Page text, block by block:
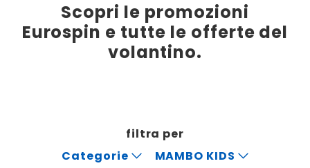
Scopri le promozioni
Eurospin e tutte le offerte del
volantino.
filtra per
Categorie
MAMBO KIDS